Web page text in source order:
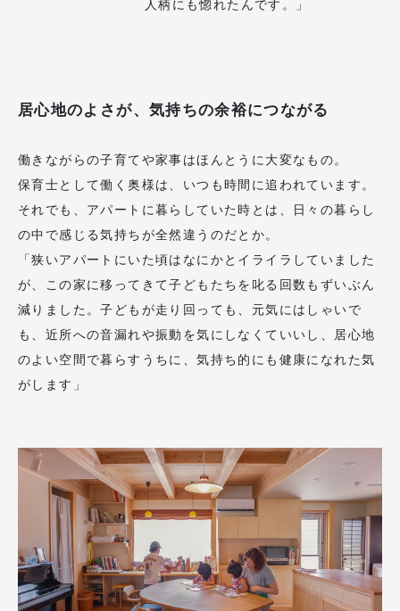
人柄にも惚れたんです。」
居心地のよさが、気持ちの余裕につながる
働きながらの子育てや家事はほんとうに大変なもの。
保育士として働く奥様は、いつも時間に追われています。
それでも、アパートに暮らしていた時とは、日々の暮らし
の中で感じる気持ちが全然違うのだとか。
「狭いアパートにいた頃はなにかとイライラしていました
が、この家に移ってきて子どもたちを叱る回数もずいぶん
減りました。子どもが走り回っても、元気にはしゃいで
も、近所への音漏れや振動を気にしなくていいし、居心地
のよい空間で暮らすうちに、気持ち的にも健康になれた気
がします」